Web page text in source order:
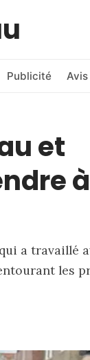
Publicité
et
a travaillé
les